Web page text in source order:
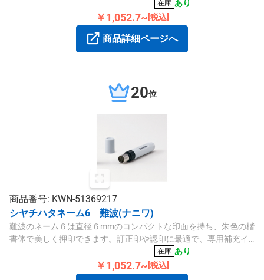
在庫 あり
￥1,052.7~ [税込]
商品詳細ページへ
20位
商品番号: KWN-51369217
シヤチハタネーム6 難波(ナニワ)
難波のネーム６は直径６mmのコンパクトな印面を持ち、朱色の楷
書体で美しく押印できます。訂正印や認印に最適で、専用補充イ
在庫 あり
￥1,052.7~ [税込]